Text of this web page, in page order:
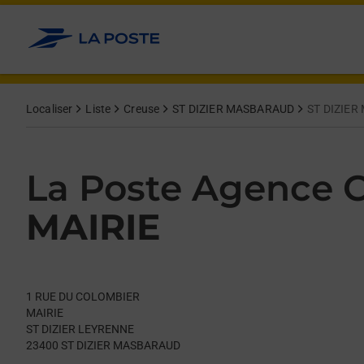
Allez au contenu
Localiser Liste Creuse ST DIZIER MASBARAUD ST DIZIER
La Poste Agence
MAIRIE
1 RUE DU COLOMBIER
MAIRIE
ST DIZIER LEYRENNE
23400 ST DIZIER MASBARAUD
Day of the WeekHours
Get directions to La Poste Agence Communale at 1 RUE DU
lien s'ouvre dans un nouvel onglet